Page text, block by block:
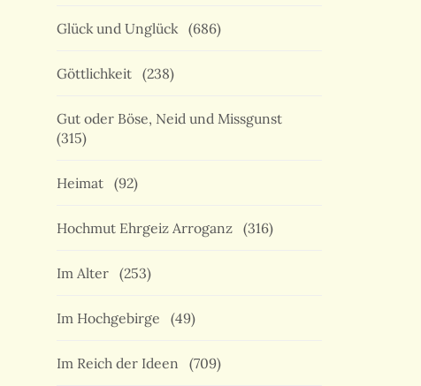
Glück und Unglück (686)
Göttlichkeit (238)
Gut oder Böse, Neid und Missgunst
(315)
Heimat (92)
Hochmut Ehrgeiz Arroganz (316)
Im Alter (253)
Im Hochgebirge (49)
Im Reich der Ideen (709)